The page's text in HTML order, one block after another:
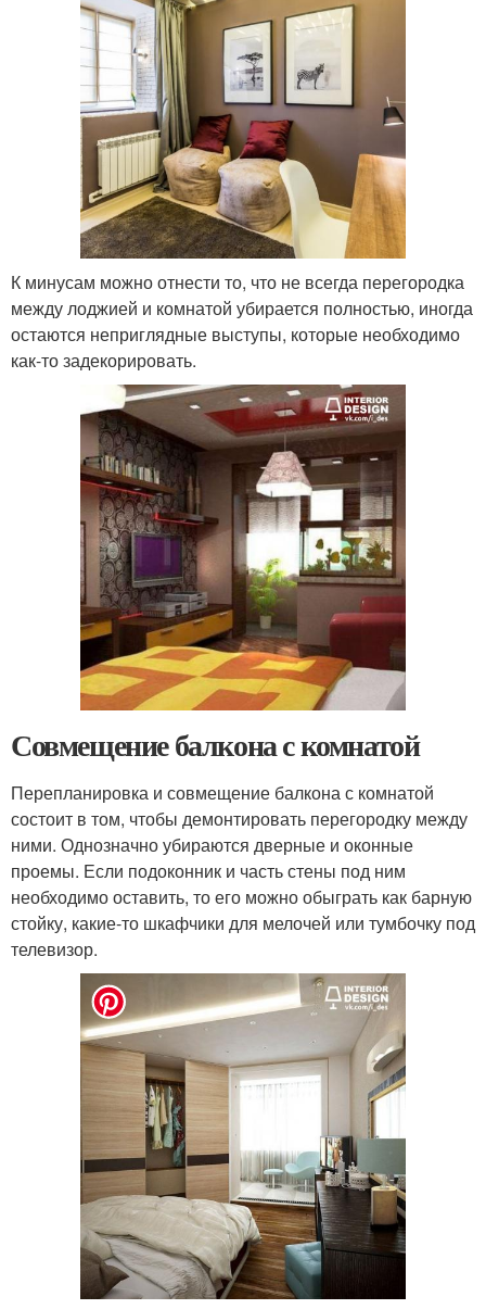
К минусам можно отнести то, что не всегда перегородка
между лоджией и комнатой убирается полностью, иногда
остаются неприглядные выступы, которые необходимо
как-то задекорировать.
Совмещение балкона с комнатой
Перепланировка и совмещение балкона с комнатой
состоит в том, чтобы демонтировать перегородку между
ними. Однозначно убираются дверные и оконные
проемы. Если подоконник и часть стены под ним
необходимо оставить, то его можно обыграть как барную
стойку, какие-то шкафчики для мелочей или тумбочку под
телевизор.